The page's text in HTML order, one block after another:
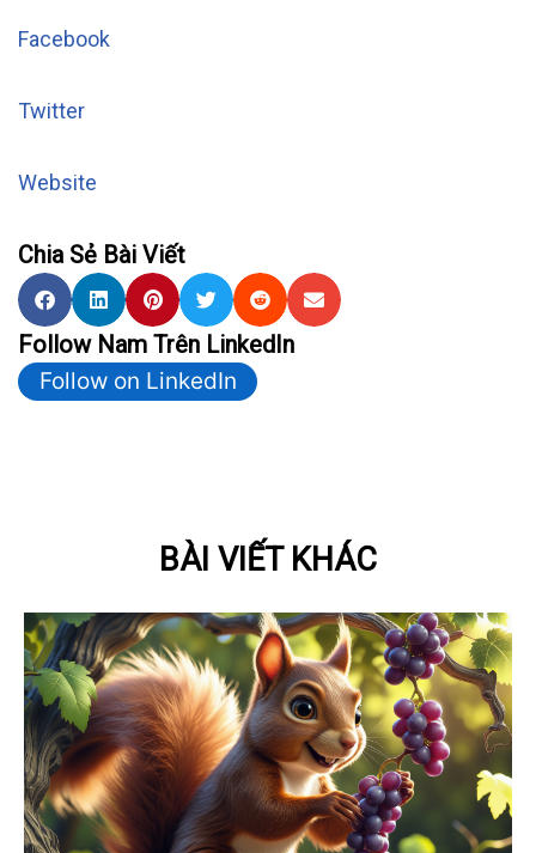
Facebook
Twitter
Website
Chia Sẻ Bài Viết
Follow Nam Trên LinkedIn
Follow on LinkedIn
BÀI VIẾT KHÁC